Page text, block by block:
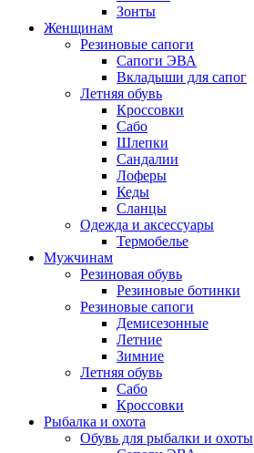
Зонты
Женщинам
Резиновые сапоги
Cапоги ЭВА
Вкладыши для сапог
Летняя обувь
Кроссовки
Сабо
Шлепки
Сандалии
Лоферы
Кеды
Сланцы
Одежда и аксессуары
Термобелье
Мужчинам
Резиновая обувь
Резиновые ботинки
Резиновые сапоги
Демисезонные
Летние
Зимние
Летняя обувь
Сабо
Кроссовки
Рыбалка и охота
Обувь для рыбалки и охоты